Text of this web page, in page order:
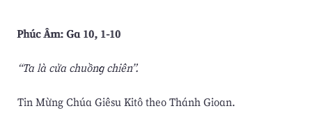
Phúc Âm: Ga 10, 1-10
“Ta là cửa chuồng chiên”.
Tin Mừng Chúa Giêsu Kitô theo Thánh Gioan.